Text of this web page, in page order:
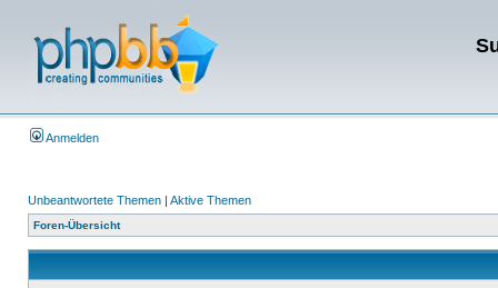
Anmelden
Unbeantwortete Themen | Aktive Themen
Foren-Übersicht